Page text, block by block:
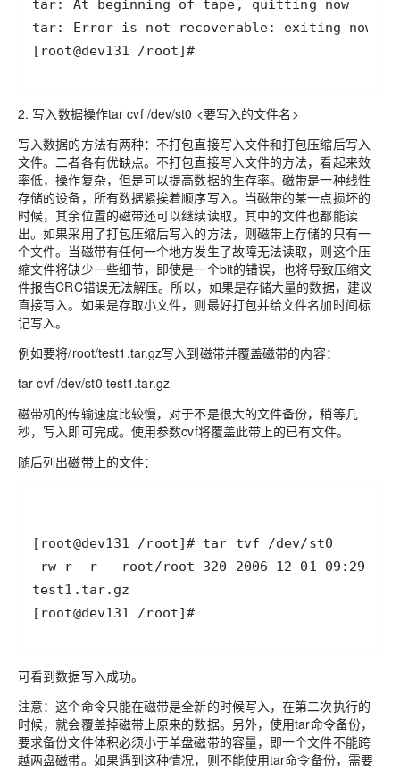
[root@dev131 /root]#
2. 写入数据操作tar cvf /dev/st0 <要写入的文件名>
写入数据的方法有两种：不打包直接写入文件和打包压缩后写入
文件。二者各有优缺点。不打包直接写入文件的方法，看起来效
率低，操作复杂，但是可以提高数据的生存率。磁带是一种线性
存储的设备，所有数据紧挨着顺序写入。当磁带的某一点损坏的
时候，其余位置的磁带还可以继续读取，其中的文件也都能读
出。如果采用了打包压缩后写入的方法，则磁带上存储的只有一
个文件。当磁带有任何一个地方发生了故障无法读取，则这个压
缩文件将缺少一些细节，即使是一个bit的错误，也将导致压缩文
件报告CRC错误无法解压。所以，如果是存储大量的数据，建议
直接写入。如果是存取小文件，则最好打包并给文件名加时间标
记写入。
例如要将/root/test1.tar.gz写入到磁带并覆盖磁带的内容：
tar cvf /dev/st0 test1.tar.gz
磁带机的传输速度比较慢，对于不是很大的文件备份，稍等几
秒，写入即可完成。使用参数cvf将覆盖此带上的已有文件。
随后列出磁带上的文件：
[root@dev131 /root]#
可看到数据写入成功。
注意：这个命令只能在磁带是全新的时候写入，在第二次执行的
时候，就会覆盖掉磁带上原来的数据。另外，使用tar命令备份，
要求备份文件体积必须小于单盘磁带的容量，即一个文件不能跨
越两盘磁带。如果遇到这种情况，则不能使用tar命令备份，需要